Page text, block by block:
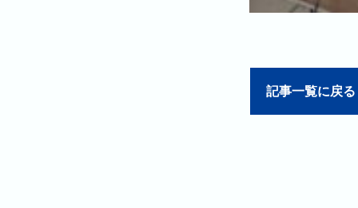
記事一覧に戻る